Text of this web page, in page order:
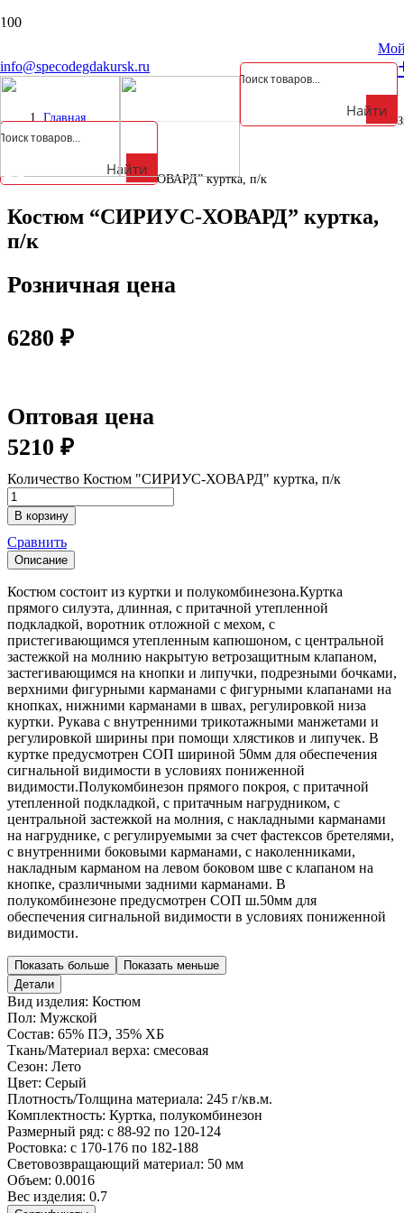
Курская обл., Октябрьский р-н, д. Анахина, ул. Зеленая, д. 5а
info@specodegdakursk.ru
Мой
Найти
Найти
Главная
/
Спецодежда
Костюм “СИРИУС-ХОВАРД” куртка, п/к
Костюм “СИРИУС-ХОВАРД” куртка,
п/к
Розничная цена
6280 ₽
Оптовая цена
5210 ₽
Количество Костюм "СИРИУС-ХОВАРД" куртка, п/к
В корзину
Сравнить
Описание
Костюм состоит из куртки и полукомбинезона.Куртка
прямого силуэта, длинная, с притачной утепленной
подкладкой, воротник отложной с мехом, с
пристегивающимся утепленным капюшоном, с центральной
застежкой на молнию накрытую ветрозащитным клапаном,
застегивающимся на кнопки и липучки, подрезными бочками,
верхними фигурными карманами с фигурными клапанами на
кнопках, нижними карманами в швах, регулировкой низа
куртки. Рукава с внутренними трикотажными манжетами и
регулировкой ширины при помощи хлястиков и липучек. В
куртке предусмотрен СОП шириной 50мм для обеспечения
сигнальной видимости в условиях пониженной
видимости.Полукомбинезон прямого покроя, с притачной
утепленной подкладкой, с притачным нагрудником, с
центральной застежкой на молния, с накладными карманами
на нагруднике, с регулируемыми за счет фастексов бретелями,
с внутренними боковыми карманами, с наколенниками,
накладным карманом на левом боковом шве с клапаном на
кнопке, сразличными задними карманами. В
полукомбинезоне предусмотрен СОП ш.50мм для
обеспечения сигнальной видимости в условиях пониженной
видимости.
Показать больше
Показать меньше
Детали
Вид изделия: Костюм
Пол: Мужской
Состав: 65% ПЭ, 35% ХБ
Ткань/Материал верха: смесовая
Сезон: Лето
Цвет: Серый
Плотность/Толщина материала: 245 г/кв.м.
Комплектность: Куртка, полукомбинезон
Размерный ряд: с 88-92 по 120-124
Ростовка: с 170-176 по 182-188
Световозвращающий материал: 50 мм
Объем: 0.0016
Вес изделия: 0.7